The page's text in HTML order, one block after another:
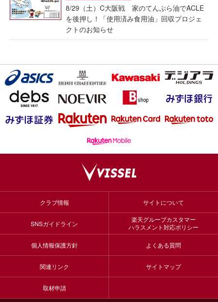
8/29（土）C大阪戦 家のてんぷら油でACLE
を後押し！「使用済み食用油」回収プロジェ
クトのお知らせ
クラブ情報 サイトについて
SNSガイドライン
楽天グループカスタマー
ハラスメント対応ポリシー
個人情報保護方針 よくある質問
関連リンク サイトマップ
取材申請